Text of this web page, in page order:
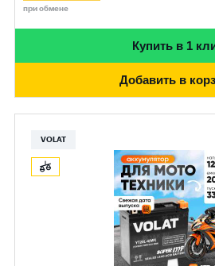
при обмене
Купить в 1
Добавить в
VOLAT